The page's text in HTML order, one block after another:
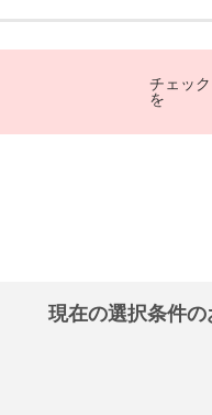
チェッ
を
現在の選択条件